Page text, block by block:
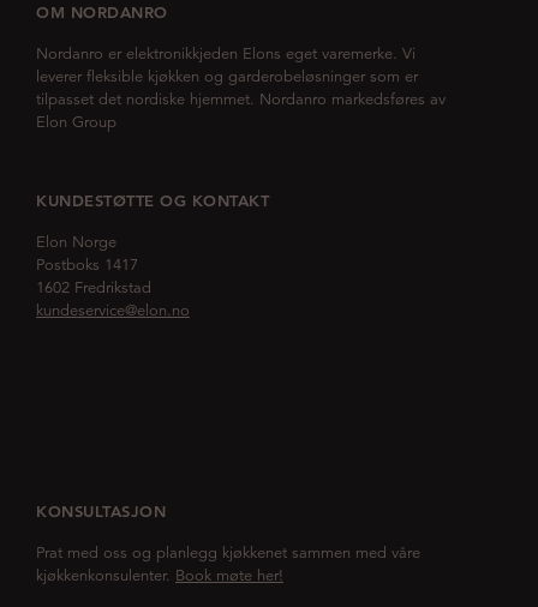
OM NORDANRO
Nordanro er elektronikkjeden Elons eget varemerke. Vi
leverer fleksible kjøkken og garderobeløsninger som er
tilpasset det nordiske hjemmet. Nordanro markedsføres av
Elon Group
KUNDESTØTTE OG KONTAKT
Elon Norge
Postboks 1417
1602 Fredrikstad
kundeservice@elon.no
KONSULTASJON
Prat med oss og planlegg kjøkkenet sammen med våre
kjøkkenkonsulenter. Book møte her!